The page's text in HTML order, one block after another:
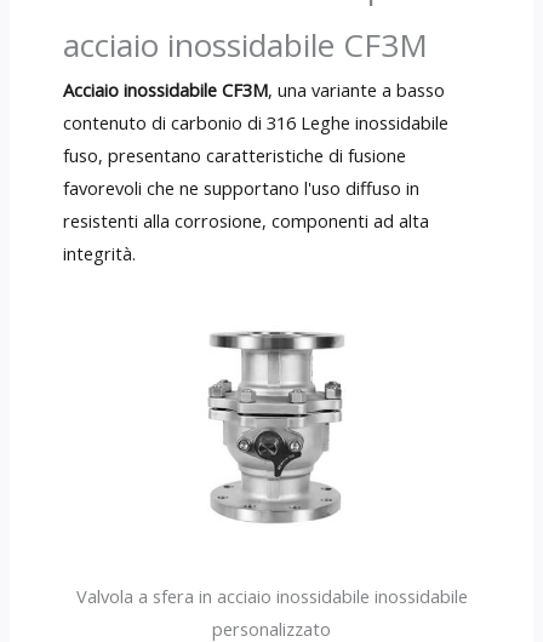
acciaio inossidabile CF3M
Acciaio inossidabile CF3M, una variante a basso
contenuto di carbonio di 316 Leghe inossidabile
fuso, presentano caratteristiche di fusione
favorevoli che ne supportano l'uso diffuso in
resistenti alla corrosione, componenti ad alta
integrità.
Valvola a sfera in acciaio inossidabile inossidabile
personalizzato